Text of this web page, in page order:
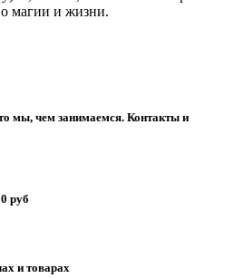
магии и жизни.
мы, чем занимаемся. Контакты и
руб
и товарах